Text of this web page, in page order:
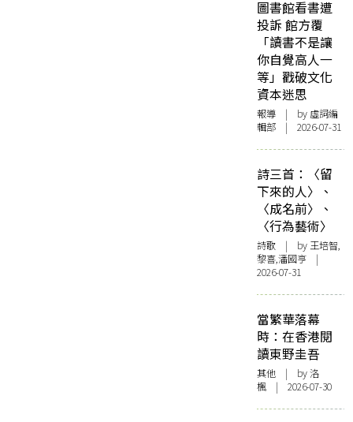
圖書館看書遭
投訴 館方覆
「讀書不是讓
你自覺高人一
等」戳破文化
資本迷思
報導 | by 虛詞編
輯部 | 2026-07-31
詩三首：〈留
下來的人〉、
〈成名前〉、
〈行為藝術〉
詩歌 | by 王培智,
黎喜,潘國亨 |
2026-07-31
當繁華落幕
時：在香港閱
讀東野圭吾
其他 | by洛
楓 | 2026-07-30